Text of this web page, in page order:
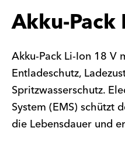
Akku-Pack
Akku-Pack Li-Ion 18 V
Entladeschutz,
Spritzwasserschutz.
System (EMS) schützt
die Lebensdauer und